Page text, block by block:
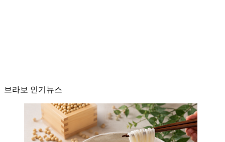
브라보 인기뉴스